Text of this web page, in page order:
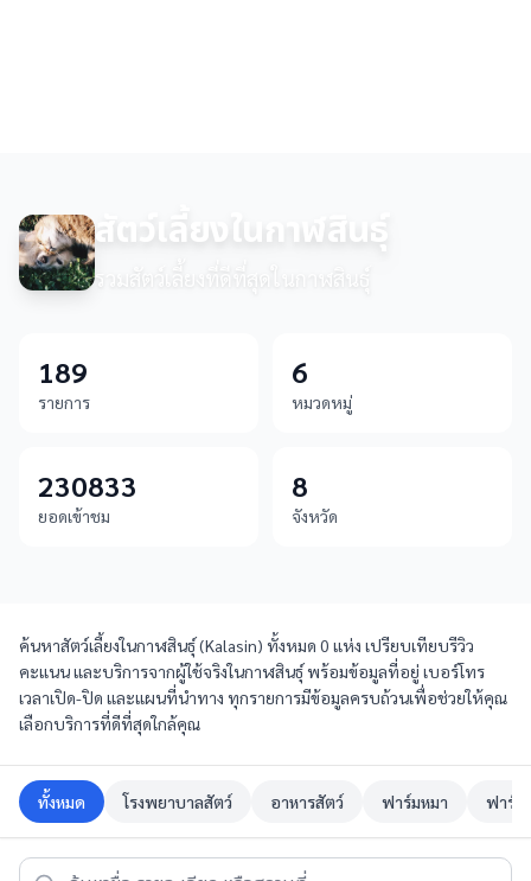
สัตว์เลี้ยงในกาฬสินธุ์
รวมสัตว์เลี้ยงที่ดีที่สุดในกาฬสินธุ์
189
รายการ
6
หมวดหมู่
230833
ยอดเข้าชม
8
จังหวัด
ค้นหาสัตว์เลี้ยงในกาฬสินธุ์ (Kalasin) ทั้งหมด 0 แห่ง เปรียบเทียบรีวิว
คะแนน และบริการจากผู้ใช้จริงในกาฬสินธุ์ พร้อมข้อมูลที่อยู่ เบอร์โทร
เวลาเปิด-ปิด และแผนที่นำทาง ทุกรายการมีข้อมูลครบถ้วนเพื่อช่วยให้คุณ
เลือกบริการที่ดีที่สุดใกล้คุณ
ทั้งหมด โรงพยาบาลสัตว์ อาหารสัตว์ ฟาร์มหมา ฟาร์ม